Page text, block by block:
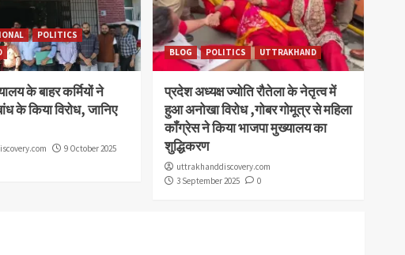
POLITICS
के बाहर कर्मियों ने
के किया विरोध, जानिए
9 October 2025
BLOG POLITICS UTTRAKHAND
प्रदेश अध्यक्ष ज्योति रौतेला के नेतृत्व में
हुआ अनोखा विरोध ,गोबर गोमूत्र से महिला
कॉंग्रेस ने किया भाजपा मुख्यालय का
शुद्धिकरण
uttrakhanddiscovery.com
3 September 2025
0